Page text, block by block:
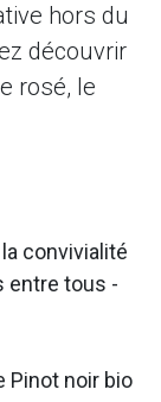
hors du
découvrir
rosé, le
convivialité
entre tous -
Pinot noir bio